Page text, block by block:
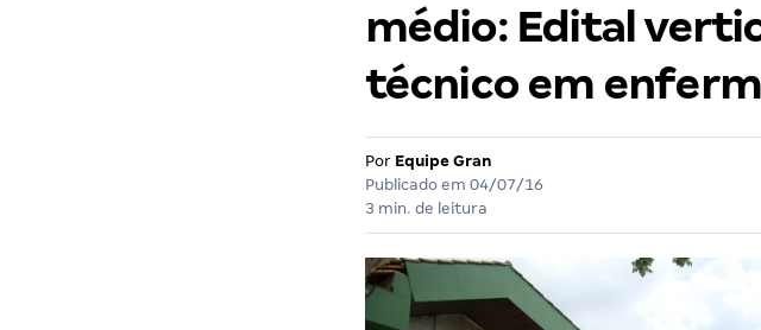
médio: Edital
técnico em
Por Equipe Gran
Publicado em 04/07/16
3 min. de leitura